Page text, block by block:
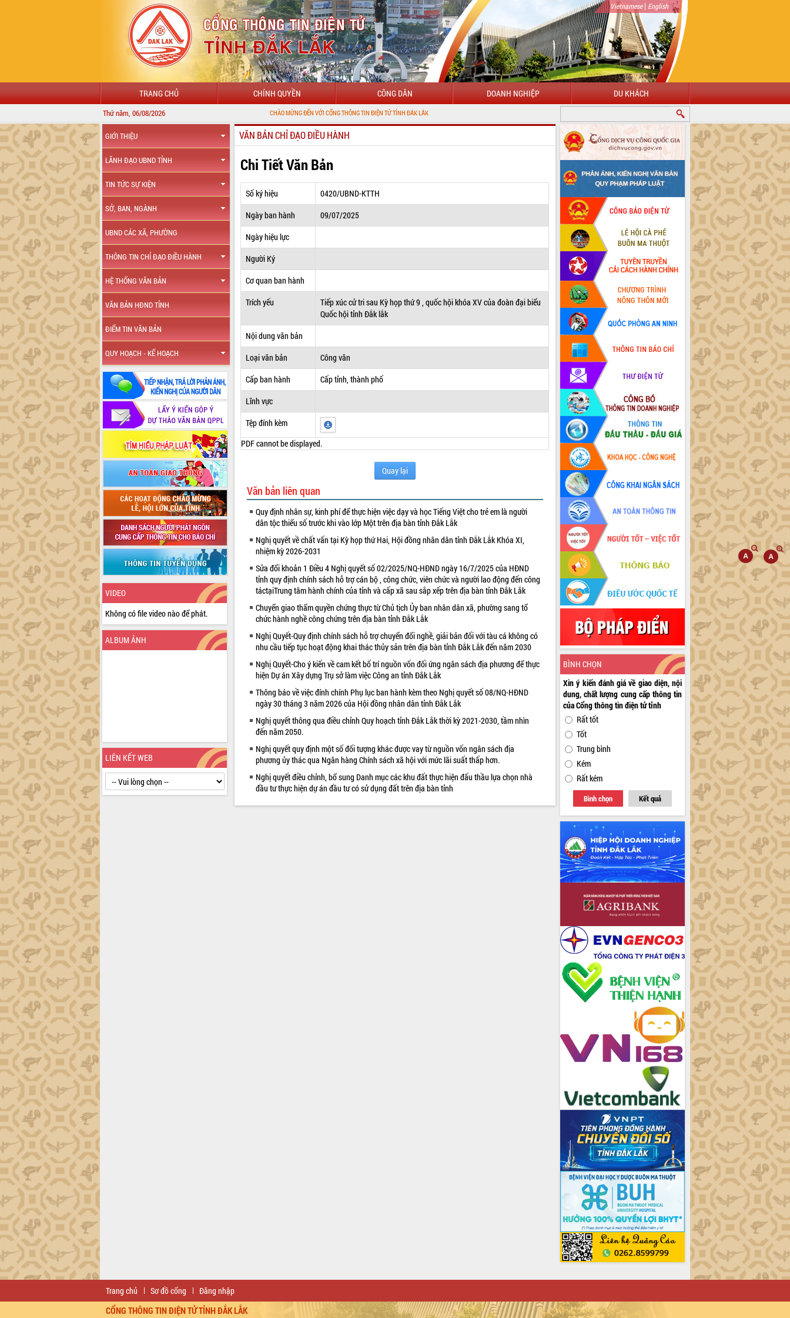
Vietnamese| English
TRANG CHỦ CHÍNH QUYỀN CÔNG DÂN DOANH NGHIỆP DU KHÁCH
Thứ năm, 06/08/2026 CHÀO MỪNG ĐẾN VỚI CỔNG THÔNG TIN ĐIỆN TỬ TỈNH ĐẮK LẮK
GIỚI THIỆU
LÃNH ĐẠO UBND TỈNH
TIN TỨC SỰ KIỆN
SỞ, BAN, NGÀNH
UBND CÁC XÃ, PHƯỜNG
THÔNG TIN CHỈ ĐẠO ĐIỀU HÀNH
HỆ THỐNG VĂN BẢN
VĂN BẢN HĐND TỈNH
ĐIỂM TIN VĂN BẢN
QUY HOẠCH - KẾ HOẠCH
VIDEO
Không có file video nào để phát.
ALBUM ẢNH
LIÊN KẾT WEB
VĂN BẢN CHỈ ĐẠO ĐIỀU HÀNH
Chi Tiết Văn Bản
Số ký hiệu
0420/UBND-KTTH
Ngày ban hành
09/07/2025
Ngày hiệu lực
Người Ký
Cơ quan ban hành
Trích yếu
Tiếp xúc cử tri sau Kỳ họp thứ 9 , quốc hội khóa XV của đoàn đại biểu
Quốc hội tỉnh Đắk lắk
Nội dung văn bản
Loại văn bản
Công văn
Cấp ban hành
Cấp tỉnh, thành phố
Lĩnh vực
Tệp đính kèm
PDF cannot be displayed.
Quay lại
Văn bản liên quan
Quy định nhân sự, kinh phí để thực hiện việc dạy và học Tiếng Việt cho trẻ em là người
dân tộc thiểu số trước khi vào lớp Một trên địa bàn tỉnh Đắk Lắk
Nghị quyết về chất vấn tại Kỳ họp thứ Hai, Hội đồng nhân dân tỉnh Đắk Lắk Khóa XI,
nhiệm kỳ 2026-2031
Sửa đổi khoản 1 Điều 4 Nghị quyết số 02/2025/NQ-HĐND ngày 16/7/2025 của HĐND
tỉnh quy định chính sách hỗ trợ cán bộ , công chức, viên chức và người lao động đến công
táctạiTrung tâm hành chính của tỉnh và cấp xã sau sắp xếp trên địa bàn tỉnh Đắk Lắk
Chuyển giao thẩm quyền chứng thực từ Chủ tịch Ủy ban nhân dân xã, phường sang tổ
chức hành nghề công chứng trên địa bàn tỉnh Đắk Lắk
Nghị Quyết-Quy định chính sách hỗ trợ chuyển đổi nghề, giải bản đối với tàu cá không có
nhu cầu tiếp tục hoạt động khai thác thủy sản trên địa bàn tỉnh Đắk Lắk đến năm 2030
Nghị Quyết-Cho ý kiến về cam kết bố trí nguồn vốn đối ứng ngân sách địa phương để thực
hiện Dự án Xây dựng Trụ sở làm việc Công an tỉnh Đắk Lắk
Thông báo về việc đính chính Phụ lục ban hành kèm theo Nghị quyết số 08/NQ-HĐND
ngày 30 tháng 3 năm 2026 của Hội đồng nhân dân tỉnh Đắk Lắk
Nghị quyết thông qua điều chỉnh Quy hoạch tỉnh Đắk Lắk thời kỳ 2021-2030, tầm nhìn
đến năm 2050.
Nghị quyết quy định một số đối tượng khác được vay từ nguồn vốn ngân sách địa
phương ủy thác qua Ngân hàng Chính sách xã hội với mức lãi suất thấp hơn.
Nghị quyết điều chỉnh, bổ sung Danh mục các khu đất thực hiện đấu thầu lựa chọn nhà
đầu tư thực hiện dự án đầu tư có sử dụng đất trên địa bàn tỉnh
BÌNH CHỌN
Xin ý kiến đánh giá về giao diện, nội
dung, chất lượng cung cấp thông tin
của Cổng thông tin điện tử tỉnh
Rất tốt
Tốt
Trung bình
Kém
Rất kém
Bình chọn Kết quả
Trang chủ Sơ đồ cổng Đăng nhập
CỔNG THÔNG TIN ĐIỆN TỬ TỈNH ĐẮK LẮK